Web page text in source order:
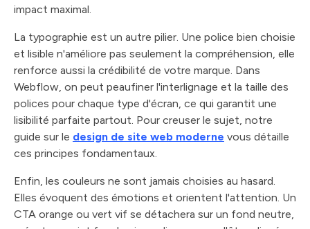
impact maximal.
La typographie est un autre pilier. Une police bien choisie
et lisible n'améliore pas seulement la compréhension, elle
renforce aussi la crédibilité de votre marque. Dans
Webflow, on peut peaufiner l'interlignage et la taille des
polices pour chaque type d'écran, ce qui garantit une
lisibilité parfaite partout. Pour creuser le sujet, notre
guide sur le design de site web moderne vous détaille
ces principes fondamentaux.
Enfin, les couleurs ne sont jamais choisies au hasard.
Elles évoquent des émotions et orientent l'attention. Un
CTA orange ou vert vif se détachera sur un fond neutre,